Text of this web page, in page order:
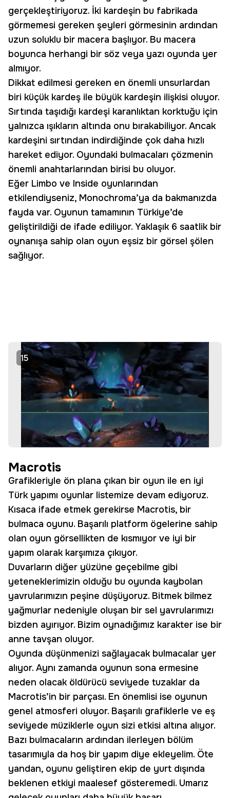
gerçekleştiriyoruz. İki kardeşin bu fabrikada
görmemesi gereken şeyleri görmesinin ardından
uzun soluklu bir macera başlıyor. Bu macera
boyunca herhangi bir söz veya yazı oyunda yer
almıyor.
Dikkat edilmesi gereken en önemli unsurlardan
biri küçük kardeş ile büyük kardeşin ilişkisi oluyor.
Sırtında taşıdığı kardeşi karanlıktan korktuğu için
yalnızca ışıkların altında onu bırakabiliyor. Ancak
kardeşini sırtından indirdiğinde çok daha hızlı
hareket ediyor. Oyundaki bulmacaları çözmenin
önemli anahtarlarından birisi bu oluyor.
Eğer Limbo ve Inside oyunlarından
etkilendiyseniz, Monochroma’ya da bakmanızda
fayda var. Oyunun tamamının Türkiye’de
geliştirildiği de ifade ediliyor. Yaklaşık 6 saatlik bir
oynanışa sahip olan oyun eşsiz bir görsel şölen
sağlıyor.
15
Macrotis
Grafikleriyle ön plana çıkan bir oyun ile en iyi
Türk yapımı oyunlar listemize devam ediyoruz.
Kısaca ifade etmek gerekirse Macrotis, bir
bulmaca oyunu. Başarılı platform ögelerine sahip
olan oyun görsellikten de kısmıyor ve iyi bir
yapım olarak karşımıza çıkıyor.
Duvarların diğer yüzüne geçebilme gibi
yeteneklerimizin olduğu bu oyunda kaybolan
yavrularımızın peşine düşüyoruz. Bitmek bilmez
yağmurlar nedeniyle oluşan bir sel yavrularımızı
bizden ayırıyor. Bizim oynadığımız karakter ise bir
anne tavşan oluyor.
Oyunda düşünmenizi sağlayacak bulmacalar yer
alıyor. Aynı zamanda oyunun sona ermesine
neden olacak öldürücü seviyede tuzaklar da
Macrotis’in bir parçası. En önemlisi ise oyunun
genel atmosferi oluyor. Başarılı grafiklerle ve eş
seviyede müziklerle oyun sizi etkisi altına alıyor.
Bazı bulmacaların ardından ilerleyen bölüm
tasarımıyla da hoş bir yapım diye ekleyelim. Öte
yandan, oyunu geliştiren ekip de yurt dışında
beklenen etkiyi maalesef gösteremedi. Umarız